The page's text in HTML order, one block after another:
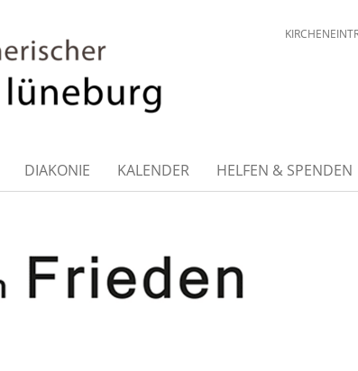
DIAKONIE KALENDER HELFEN & SPENDEN